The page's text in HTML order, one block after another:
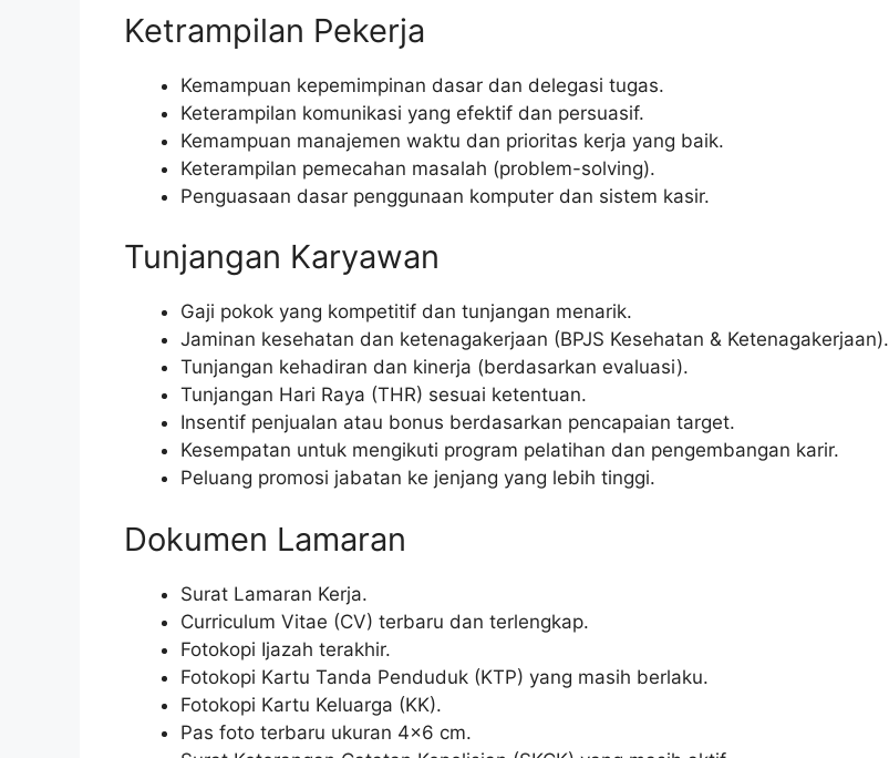
Ketrampilan Pekerja
Kemampuan kepemimpinan dasar dan delegasi tugas.
Keterampilan komunikasi yang efektif dan persuasif.
Kemampuan manajemen waktu dan prioritas kerja yang baik.
Keterampilan pemecahan masalah (problem-solving).
Penguasaan dasar penggunaan komputer dan sistem kasir.
Tunjangan Karyawan
Gaji pokok yang kompetitif dan tunjangan menarik.
Jaminan kesehatan dan ketenagakerjaan (BPJS Kesehatan & Ketenagakerjaan).
Tunjangan kehadiran dan kinerja (berdasarkan evaluasi).
Tunjangan Hari Raya (THR) sesuai ketentuan.
Insentif penjualan atau bonus berdasarkan pencapaian target.
Kesempatan untuk mengikuti program pelatihan dan pengembangan karir.
Peluang promosi jabatan ke jenjang yang lebih tinggi.
Dokumen Lamaran
Surat Lamaran Kerja.
Curriculum Vitae (CV) terbaru dan terlengkap.
Fotokopi Ijazah terakhir.
Fotokopi Kartu Tanda Penduduk (KTP) yang masih berlaku.
Fotokopi Kartu Keluarga (KK).
Pas foto terbaru ukuran 4×6 cm.